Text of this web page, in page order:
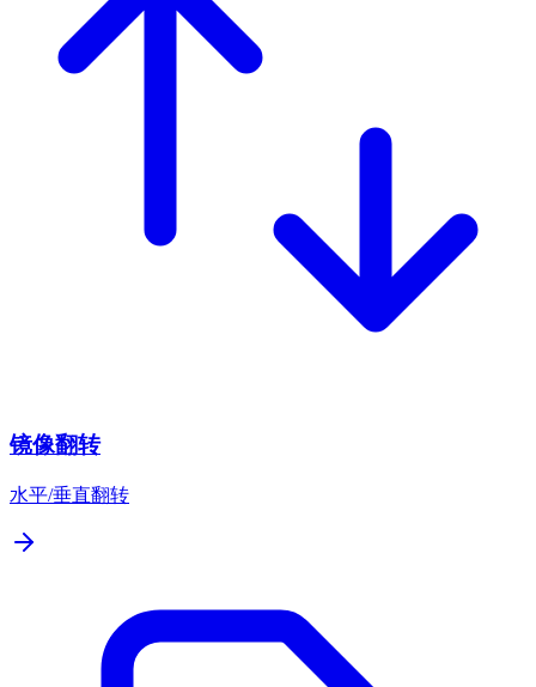
镜像翻转
水平/垂直翻转